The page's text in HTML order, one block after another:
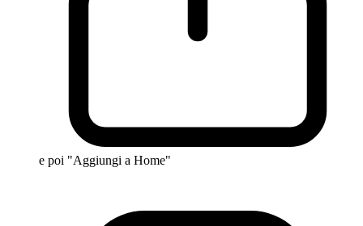
e poi "Aggiungi a Home"